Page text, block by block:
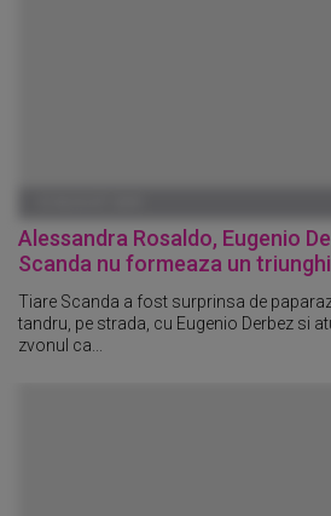
Alessandra Rosaldo, Eugenio
Scanda nu formeaza un
Tiare Scanda a fost surprinsa de
tandru, pe strada, cu Eugenio Derbez si
zvonul ca...